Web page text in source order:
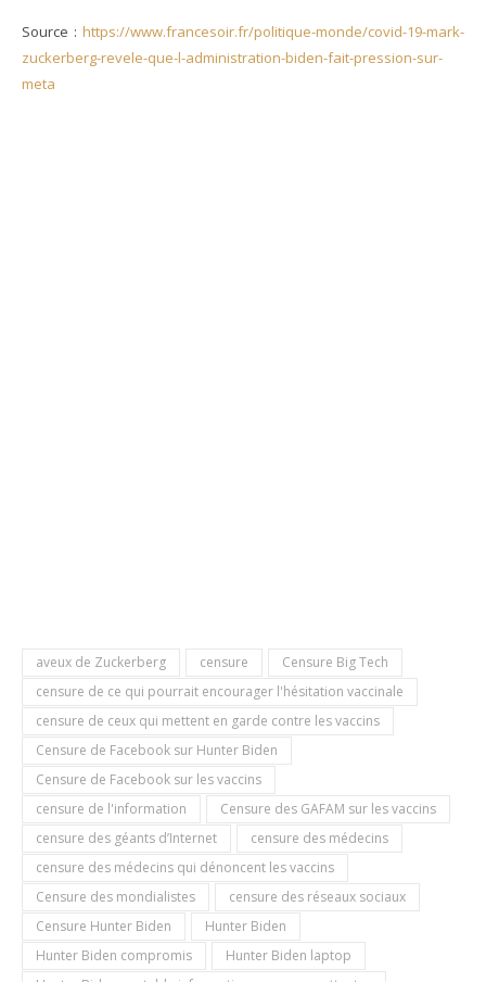
Source : https://www.francesoir.fr/politique-monde/covid-19-mark-
zuckerberg-revele-que-l-administration-biden-fait-pression-sur-
meta
aveux de Zuckerberg censure
Censure Big Tech
censure de ce qui pourrait encourager l'hésitation vaccinale
censure de ceux qui mettent en garde contre les vaccins
Censure de Facebook sur Hunter Biden
Censure de Facebook sur les vaccins
censure de l'information
Censure des GAFAM sur les vaccins
censure des géants d’Internet
censure des médecins
censure des médecins qui dénoncent les vaccins
Censure des mondialistes
censure des réseaux sociaux
Censure Hunter Biden
Hunter Biden
Hunter Biden compromis
Hunter Biden laptop